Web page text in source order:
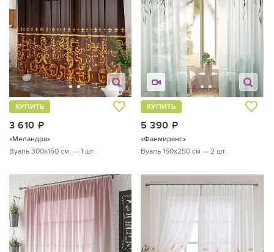
3 610
КУПИТЬ
«Меландра»
Вуаль 300х150 см. — 1 шт.
5 390
КУПИТЬ
«Фанмиранс»
Вуаль 150х250 см — 2 шт.